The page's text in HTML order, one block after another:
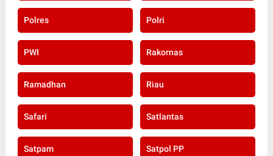
Polres Polri
PWI Rakornas
Ramadhan Riau
Safari Satlantas
Satpam Satpol PP